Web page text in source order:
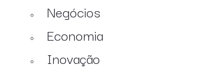
Negócios
Economia
Inovação